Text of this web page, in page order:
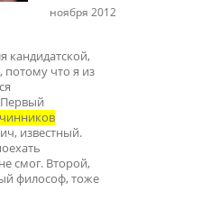
ноября 2012
кандидатской,
потому что я из
известный.
смог. Второй,
философ, тоже